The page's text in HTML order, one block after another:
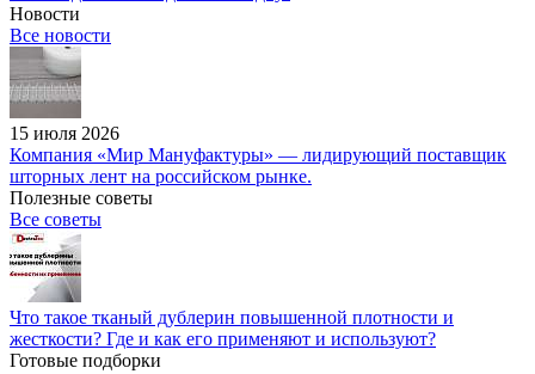
Новости
Все новости
15 июля 2026
Компания «Мир Мануфактуры» — лидирующий поставщик
шторных лент на российском рынке.
Полезные советы
Все советы
Что такое тканый дублерин повышенной плотности и
жесткости? Где и как его применяют и используют?
Готовые подборки